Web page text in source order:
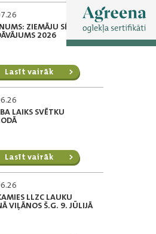
ZIEMĀJU SĒKLU
2026
Lasīt vairāk
LAIKS SVĒTKU
Lasīt vairāk
LLZC LAUKU
VIĻĀNOS Š.G. 9. JŪLIJĀ